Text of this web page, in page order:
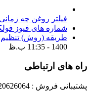
فیلتر روغن چه
شماره های فیوز
طریقه (روش)
1400 - 11:35 ب.ظ
راه های ارتباطی
پشتیبانی فروش : 09120626064